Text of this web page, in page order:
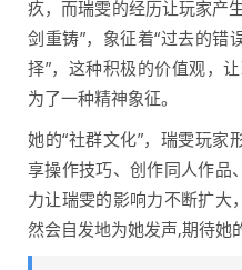
疚，而瑞雯的经历让玩家
剑重铸”，象征着“过去的错
择”，这种积极的价值观，
为了一种精神象征。
她的“社群文化”，瑞雯玩家
享操作技巧、创作同人作品
力让瑞雯的影响力不断扩大
然会自发地为她发声,期待她